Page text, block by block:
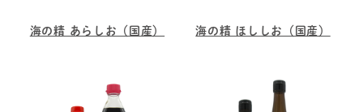
海の精 あらしお（国産） 海の精 ほししお（国産）